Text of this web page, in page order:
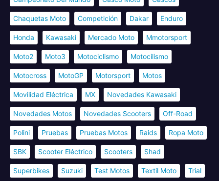
Chaquetas Moto Competición Dakar Enduro
Honda Kawasaki Mercado Moto Mmotorsport
Moto2 Moto3 Motociclismo Motocilismo
Motocross MotoGP Motorsport Motos
Movilidad Eléctrica MX Novedades Kawasaki
Novedades Motos Novedades Scooters Off-Road
Polini Pruebas Pruebas Motos Raids Ropa Moto
SBK Scooter Eléctrico Scooters Shad
Superbikes Suzuki Test Motos Textil Moto Trial